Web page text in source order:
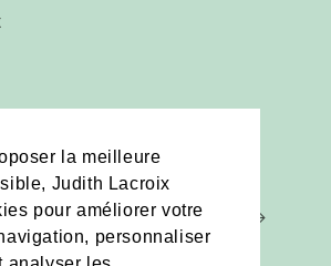
la meilleure
Judith Lacroix
pour améliorer votre
personnaliser
de nos offres privées :